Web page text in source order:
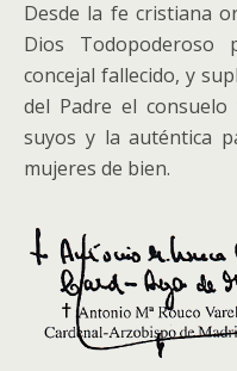
Desde la fe cristiana
Dios
concejal fallecido, y
del Padre el
suyos y la auténtica
mujeres de bien.